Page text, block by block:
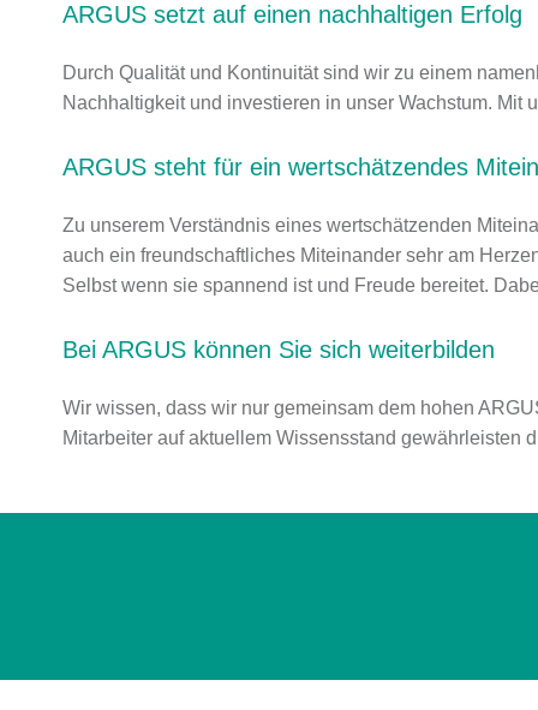
ARGUS setzt auf einen nachhaltigen Erfolg
Durch Qualität und Kontinuität sind wir zu einem
Nachhaltigkeit und investieren in unser Wachstum.
ARGUS steht für ein wertschätzendes
Zu unserem Verständnis eines wertschätzenden
auch ein freundschaftliches Miteinander sehr am
Selbst wenn sie spannend ist und Freude bereitet.
Bei ARGUS können Sie sich weiterbilden
Wir wissen, dass wir nur gemeinsam dem hohen
Mitarbeiter auf aktuellem Wissensstand gewährleisten